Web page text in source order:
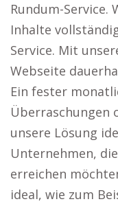
Rundum-Service.
Inhalte
Service. Mit
Webseite
Ein fester
Überraschungen
unsere Lösung
Unternehmen,
erreichen
ideal, wie zum